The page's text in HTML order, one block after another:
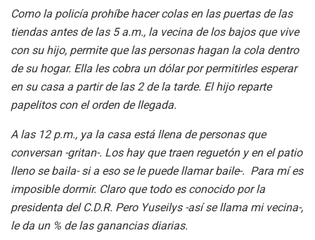
Como la policía prohíbe hacer colas en las puertas de las
tiendas antes de las 5 a.m., la vecina de los bajos que vive
con su hijo, permite que las personas hagan la cola dentro
de su hogar. Ella les cobra un dólar por permitirles esperar
en su casa a partir de las 2 de la tarde. El hijo reparte
papelitos con el orden de llegada.
A las 12 p.m., ya la casa está llena de personas que
conversan -gritan-. Los hay que traen reguetón y en el patio
lleno se baila- si a eso se le puede llamar baile-. Para mí es
imposible dormir. Claro que todo es conocido por la
presidenta del C.D.R. Pero Yuseilys -así se llama mi vecina-,
le da un % de las ganancias diarias.